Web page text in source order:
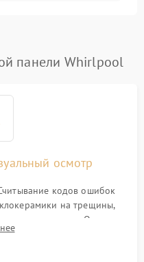
панели Whirlpool
осмотр
кодов ошибок
на трещины,
нагрева. Опрос
не видит посуду,